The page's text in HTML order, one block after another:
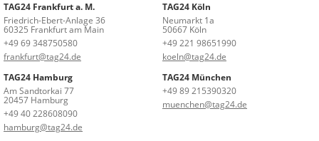
TAG24 Frankfurt a. M.
Friedrich-Ebert-Anlage 36
60325 Frankfurt am Main
+49 69 348750580
frankfurt@tag24.de
TAG24 Köln
Neumarkt 1a
50667 Köln
+49 221 98651990
koeln@tag24.de
TAG24 Hamburg
Am Sandtorkai 77
20457 Hamburg
+49 40 228608090
hamburg@tag24.de
TAG24 München
+49 89 215390320
muenchen@tag24.de